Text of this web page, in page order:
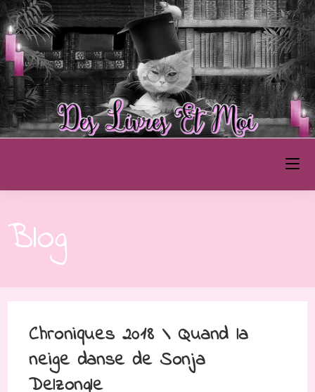
Blog
Chroniques 2018 \ Quand la
neige danse de Sonja
Delzongle